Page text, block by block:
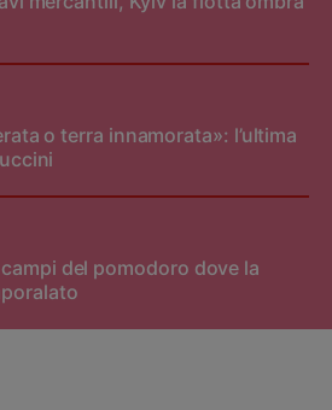
o terra innamorata»: l’ultima
del pomodoro dove la